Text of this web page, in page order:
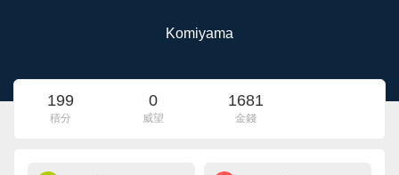
Komiyama
199
積分
0
威望
1681
金錢